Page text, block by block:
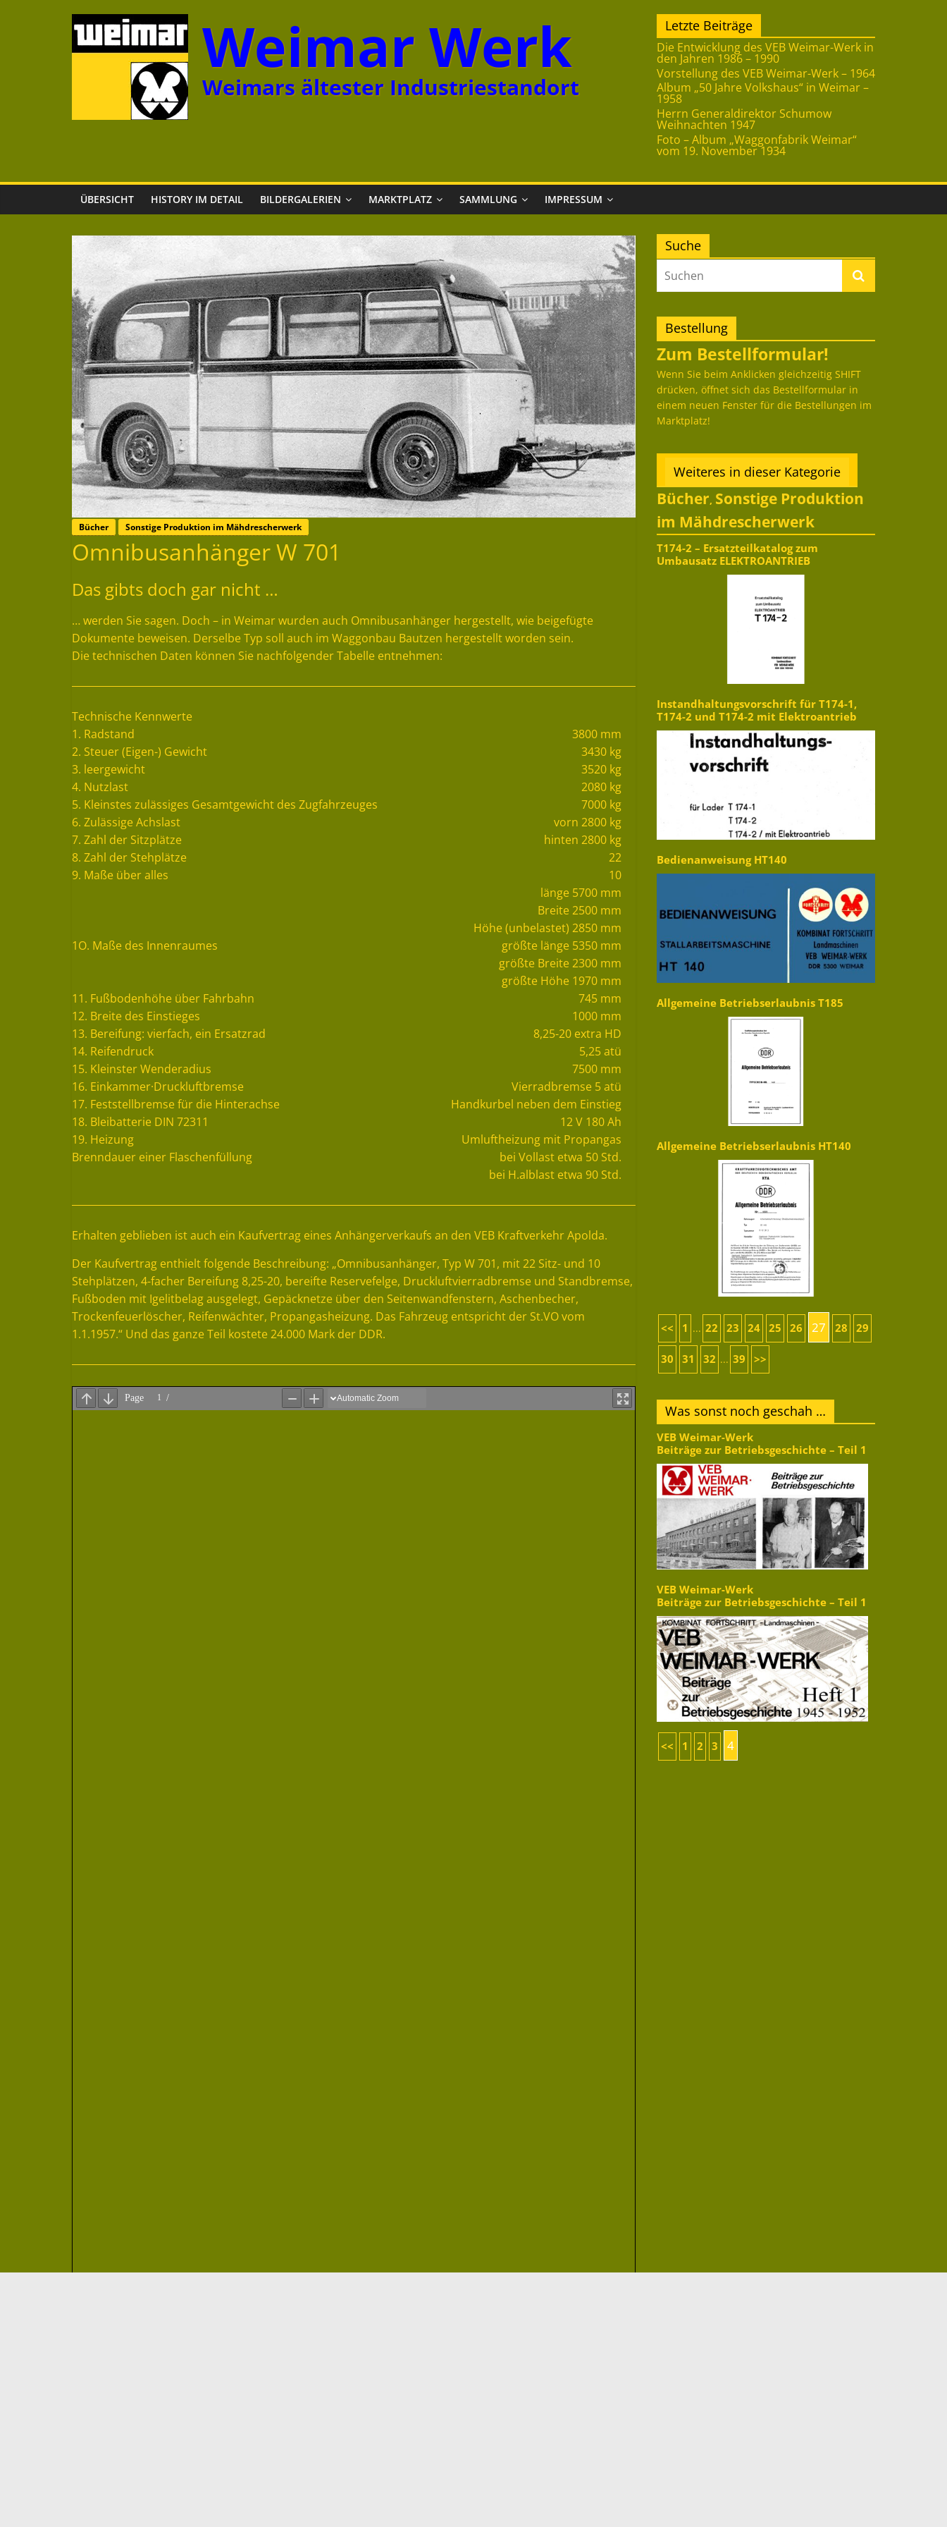
Weimar Werk
Weimars ältester Industriestandort
Letzte Beiträge
Die Entwicklung des VEB Weimar-Werk in
den Jahren 1986 – 1990
Vorstellung des VEB Weimar-Werk – 1964
Album „50 Jahre Volkshaus“ in Weimar –
1958
Herrn Generaldirektor Schumow
Weihnachten 1947
Foto – Album „Waggonfabrik Weimar“
vom 19. November 1934
ÜBERSICHT HISTORY IM DETAIL BILDERGALERIEN MARKTPLATZ SAMMLUNG IMPRESSUM
Bücher Sonstige Produktion im Mähdrescherwerk
Omnibusanhänger W 701
Das gibts doch gar nicht …
… werden Sie sagen. Doch – in Weimar wurden auch Omnibusanhänger hergestellt, wie beigefügte
Dokumente beweisen. Derselbe Typ soll auch im Waggonbau Bautzen hergestellt worden sein.
Die technischen Daten können Sie nachfolgender Tabelle entnehmen:
Technische Kennwerte
1. Radstand
3800 mm
2. Steuer (Eigen-) Gewicht
3430 kg
3. leergewicht
3520 kg
4. Nutzlast
2080 kg
5. Kleinstes zulässiges Gesamtgewicht des Zugfahrzeuges
7000 kg
6. Zulässige Achslast
vorn 2800 kg
7. Zahl der Sitzplätze
hinten 2800 kg
8. Zahl der Stehplätze
22
9. Maße über alles
10
länge 5700 mm
Breite 2500 mm
Höhe (unbelastet) 2850 mm
1O. Maße des Innenraumes
größte länge 5350 mm
größte Breite 2300 mm
größte Höhe 1970 mm
11. Fußbodenhöhe über Fahrbahn
745 mm
12. Breite des Einstieges
1000 mm
13. Bereifung: vierfach, ein Ersatzrad
8,25-20 extra HD
14. Reifendruck
5,25 atü
15. Kleinster Wenderadius
7500 mm
16. Einkammer·Druckluftbremse
Vierradbremse 5 atü
17. Feststellbremse für die Hinterachse
Handkurbel neben dem Einstieg
18. Bleibatterie DIN 72311
12 V 180 Ah
19. Heizung
Umluftheizung mit Propangas
Brenndauer einer Flaschenfüllung
bei Vollast etwa 50 Std.
bei H.alblast etwa 90 Std.
Erhalten geblieben ist auch ein Kaufvertrag eines Anhängerverkaufs an den VEB Kraftverkehr Apolda.
Der Kaufvertrag enthielt folgende Beschreibung: „Omnibusanhänger, Typ W 701, mit 22 Sitz- und 10
Stehplätzen, 4-facher Bereifung 8,25-20, bereifte Reservefelge, Druckluftvierradbremse und Standbremse,
Fußboden mit Igelitbelag ausgelegt, Gepäcknetze über den Seitenwandfenstern, Aschenbecher,
Trockenfeuerlöscher, Reifenwächter, Propangasheizung. Das Fahrzeug entspricht der St.VO vom
1.1.1957.“ Und das ganze Teil kostete 24.000 Mark der DDR.
Suche
Bestellung
Zum Bestellformular!
Wenn Sie beim Anklicken gleichzeitig SHIFT
drücken, öffnet sich das Bestellformular in
einem neuen Fenster für die Bestellungen im
Marktplatz!
Weiteres in dieser Kategorie
Bücher, Sonstige Produktion
im Mähdrescherwerk
T174-2 – Ersatzteilkatalog zum
Umbausatz ELEKTROANTRIEB
Instandhaltungsvorschrift für T174-1,
T174-2 und T174-2 mit Elektroantrieb
Bedienanweisung HT140
Allgemeine Betriebserlaubnis T185
Allgemeine Betriebserlaubnis HT140
<< 1 ... 22 23 24 25 26 27 28 29
30 31 32 ... 39 >>
Was sonst noch geschah …
VEB Weimar-Werk
Beiträge zur Betriebsgeschichte – Teil 1
VEB Weimar-Werk
Beiträge zur Betriebsgeschichte – Teil 1
<< 1 2 3 4